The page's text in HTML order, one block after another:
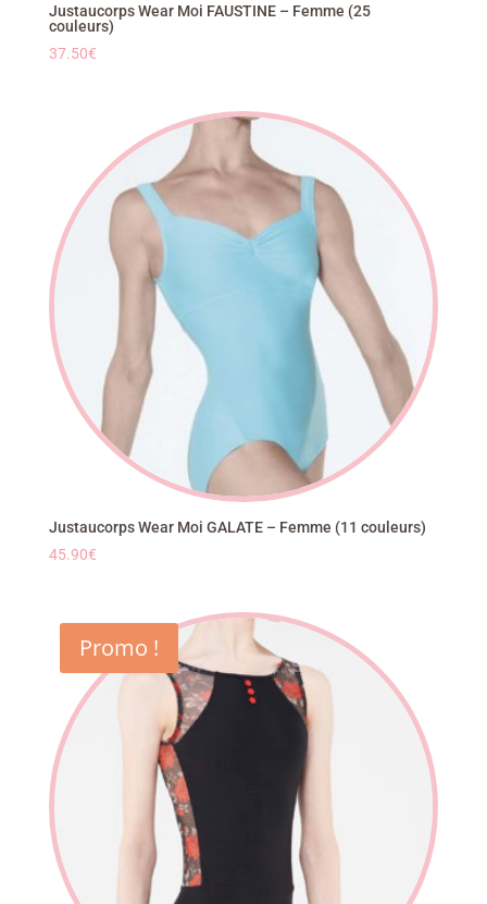
Justaucorps Wear Moi FAUSTINE – Femme (25
couleurs)
37.50€
Justaucorps Wear Moi GALATE – Femme (11 couleurs)
45.90€
Promo !